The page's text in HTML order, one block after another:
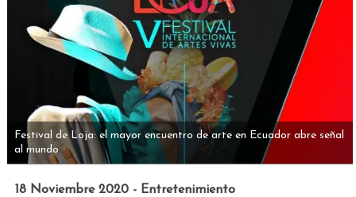
Festival de Loja: el mayor encuentro de arte en Ecuador abre señal
al mundo
18 Noviembre 2020 - Entretenimiento